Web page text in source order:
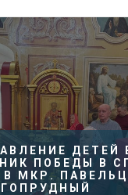
ДЕТЕЙ
ПОБЕДЫ В
В МКР.